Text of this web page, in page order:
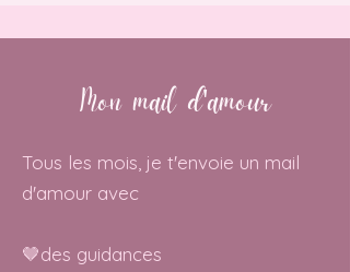
Mon mail d'amour
Tous les mois, je t'envoie un mail
d'amour avec
🤎des guidances